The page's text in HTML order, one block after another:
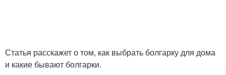
Статья расскажет о том, как выбрать болгарку для дома
и какие бывают болгарки.